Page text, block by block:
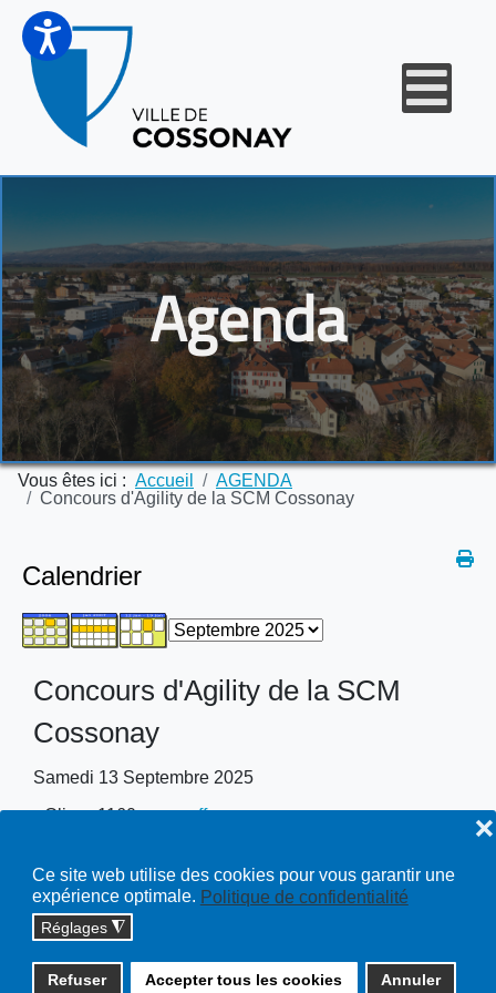
Ce site web utilise des cookies pour vous garantir une
expérience optimale. Politique de confidentialité
Réglages ◮
Refuser Accepter tous les cookies Annuler
❌
Agenda
Vous êtes ici : Accueil
AGENDA
Concours d'Agility de la SCM Cossonay
Calendrier
Concours d'Agility de la SCM
Cossonay
Samedi 13 Septembre 2025
Clics: 1160 pargreffe
Copyright © 2026 cossonay.ch - tous droits réservés | site :